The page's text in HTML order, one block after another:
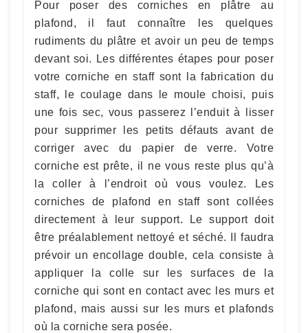
Pour poser des corniches en plâtre au
plafond, il faut connaître les quelques
rudiments du plâtre et avoir un peu de temps
devant soi. Les différentes étapes pour poser
votre corniche en staff sont la fabrication du
staff, le coulage dans le moule choisi, puis
une fois sec, vous passerez l’enduit à lisser
pour supprimer les petits défauts avant de
corriger avec du papier de verre. Votre
corniche est prête, il ne vous reste plus qu’à
la coller à l’endroit où vous voulez. Les
corniches de plafond en staff sont collées
directement à leur support. Le support doit
être préalablement nettoyé et séché. Il faudra
prévoir un encollage double, cela consiste à
appliquer la colle sur les surfaces de la
corniche qui sont en contact avec les murs et
plafond, mais aussi sur les murs et plafonds
où la corniche sera posée.